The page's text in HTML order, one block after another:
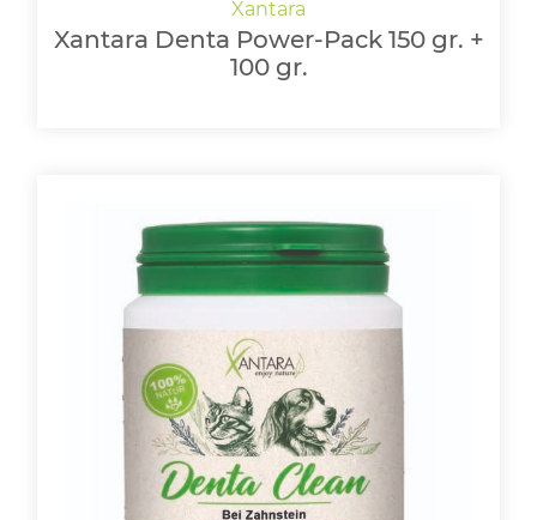
Xantara Denta Power-Pack 150 gr. +
100 gr.